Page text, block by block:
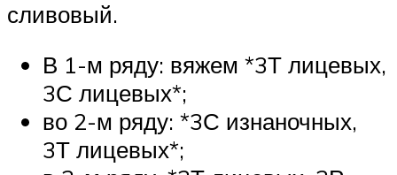
сливовый.
В 1-м ряду: вяжем *3Т лицевых,
3С лицевых*;
во 2-м ряду: *3С изнаночных,
3Т лицевых*;